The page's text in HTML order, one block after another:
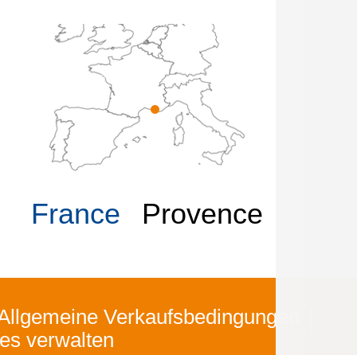
France Provence
Verkaufsbedingungen
verwalten